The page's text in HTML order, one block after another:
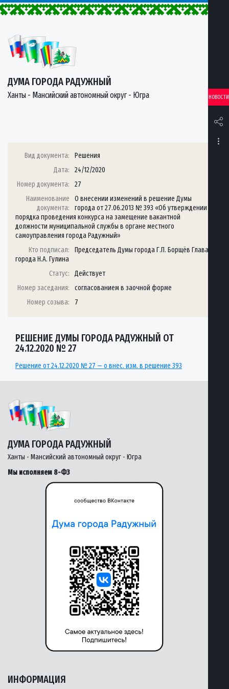
ДУМА ГОРОДА РАДУЖНЫЙ
Ханты - Мансийский автономный округ - Югра НОВОСТИ
Вид документа:
Решения
Дата:
24/12/2020
Номер документа:
27
Наименование
документа:
О внесении изменений в решение Думы
города от 27.06.2013 № 393 «Об утверждении
порядка проведения конкурса на замещение вакантной
должности муниципальной службы в органе местного
самоуправления города Радужный»
Кто подписал:
Председатель Думы города Г.П. Борщёв Глава
города Н.А. Гулина
Статус:
Действует
Номер заседания:
согласованием в заочной форме
Номер созыва:
7
РЕШЕНИЕ ДУМЫ ГОРОДА РАДУЖНЫЙ ОТ
24.12.2020 № 27
Решение от 24.12.2020 № 27 — о внес. изм. в решение 393
ДУМА ГОРОДА РАДУЖНЫЙ
Ханты - Мансийский автономный округ - Югра
Мы исполняем 8-ФЗ
ИНФОРМАЦИЯ